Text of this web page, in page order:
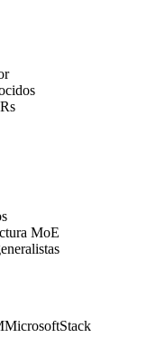
MoE
MicrosoftStack